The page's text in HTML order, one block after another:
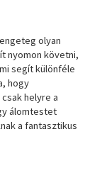
olyan
nyomon követni,
segít különféle
hogy
helyre a
álomtestet
a fantasztikus